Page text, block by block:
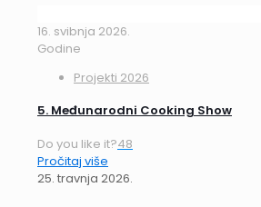
16. svibnja 2026.
Godine
Projekti 2026
5. Međunarodni Cooking Show
Do you like it?48
Pročitaj više
25. travnja 2026.